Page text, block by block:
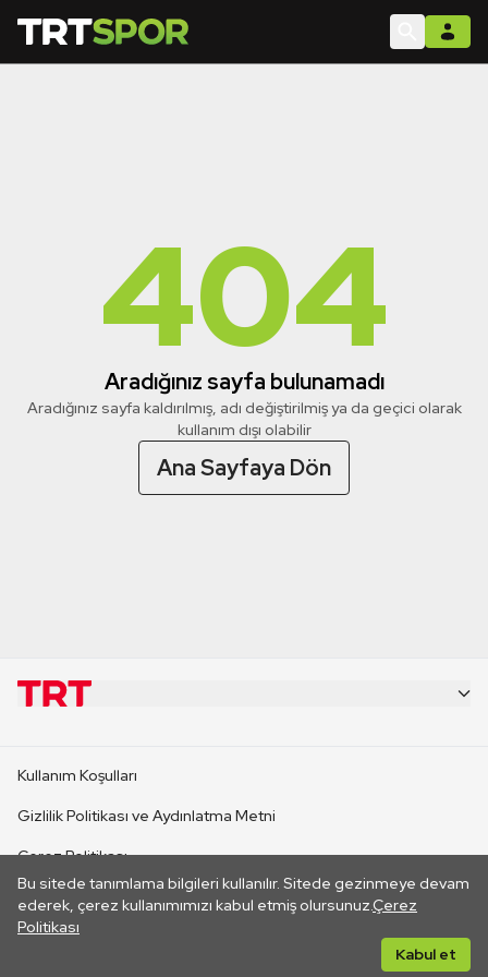
404
Aradığınız sayfa bulunamadı
Aradığınız sayfa kaldırılmış, adı değiştirilmiş ya da geçici olarak
kullanım dışı olabilir
Ana Sayfaya Dön
Bu sitede tanımlama bilgileri kullanılır. Sitede gezinmeye devam
ederek, çerez kullanımımızı kabul etmiş olursunuz.Çerez
Politikası
Kabul et
CANLI YAYINLAR
Kullanım Koşulları
Gizlilik Politikası ve Aydınlatma Metni
Çerez Politikası
İletişim
Her hakkı saklıdır. ©2026 TRT. Bağlantı yoluyla gidilen dış